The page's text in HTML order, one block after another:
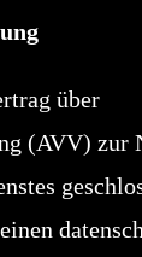
über
(AVV) zur